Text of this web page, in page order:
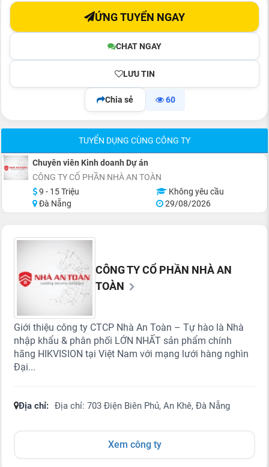
CHAT NGAY
LƯU TIN
ỨNG TUYỂN NGAY
Chia sẻ 60
TUYỂN DỤNG CÙNG CÔNG TY
Chuyên viên Kinh doanh Dự án
CÔNG TY CỔ PHẦN NHÀ AN TOÀN
9 - 15 Triệu
Không yêu cầu
Đà Nẵng
29/08/2026
CÔNG TY CỔ PHẦN NHÀ AN
TOÀN
Giới thiệu công ty CTCP Nhà An Toàn – Tự hào là Nhà
nhập khẩu & phân phối LỚN NHẤT sản phẩm chính
hãng HIKVISION tại Việt Nam với mạng lưới hàng nghìn
Đại...
Địa chỉ: Địa chỉ: 703 Điện Biên Phủ, An Khê, Đà Nẵng
Xem công ty